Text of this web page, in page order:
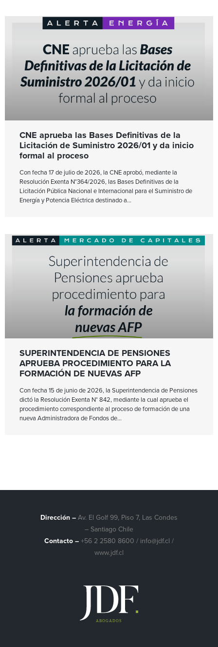
CNE aprueba las Bases Definitivas de la
Licitación de Suministro 2026/01 y da inicio
formal al proceso
Con fecha 17 de julio de 2026, la CNE aprobó, mediante la
Resolución Exenta N°364/2026, las Bases Definitivas de la
Licitación Pública Nacional e Internacional para el Suministro de
Energía y Potencia Eléctrica destinado a
SUPERINTENDENCIA DE PENSIONES
APRUEBA PROCEDIMIENTO PARA LA
FORMACIÓN DE NUEVAS AFP
Con fecha 15 de junio de 2026, la Superintendencia de Pensiones
dictó la Resolución Exenta N° 842, mediante la cual aprueba el
procedimiento correspondiente al proceso de formación de una
nueva Administradora de Fondos de
Dirección –Av. El Golf 99, Piso 7, Las Condes
– Santiago Chile
Contacto –+56 2 2580 8600 / info@jdf.cl /
www.jdf.cl